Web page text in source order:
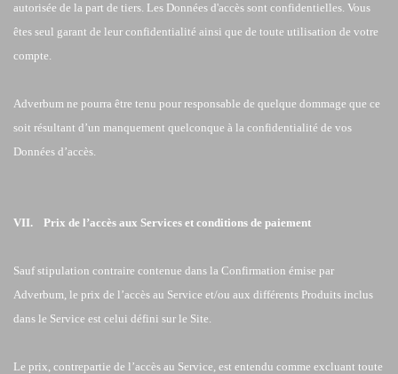
autorisée de la part de tiers. Les Données d'accès sont confidentielles. Vous
êtes seul garant de leur confidentialité ainsi que de toute utilisation de votre
compte.
Adverbum ne pourra être tenu pour responsable de quelque dommage que ce
soit résultant d’un manquement quelconque à la confidentialité de vos
Données d’accès.
VII. Prix de l’accès aux Services et conditions de paiement
Sauf stipulation contraire contenue dans la Confirmation émise par
Adverbum, le prix de l’accès au Service et/ou aux différents Produits inclus
dans le Service est celui défini sur le Site.
Le prix, contrepartie de l’accès au Service, est entendu comme excluant toute